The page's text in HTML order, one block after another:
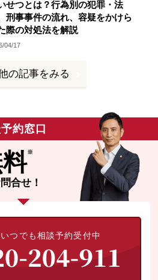
せつとは？行為別の犯罪・法
刑事事件の流れ、容疑をかけら
際の対処法を解説
04/17
の記事をみる
約窓口
合せ！
つでも相談予約受付中